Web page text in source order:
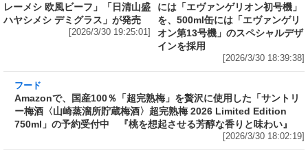
フード
Amazonで、国産100％「超完熟梅」を贅沢に使
用した「サントリー梅酒〈山崎蒸溜所貯蔵梅
酒〉超完熟梅 2026 Limited Edition 750ml」の
予約受付中 『桃を想起させる芳醇な香りと味
[2026/3/30 18:02:19]
フード
ラーメン山岡家監修で創業から変わらぬ伝統の
味を再現したカップ麺がさらに“濃くて旨い”ス